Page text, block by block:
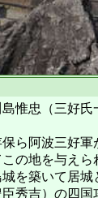
惟忠（三好氏
ら阿波三好軍
の地を与えら
を築いて居城
秀吉）の四国